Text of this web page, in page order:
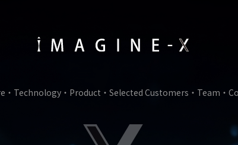
Technology Product Selected Customers Team